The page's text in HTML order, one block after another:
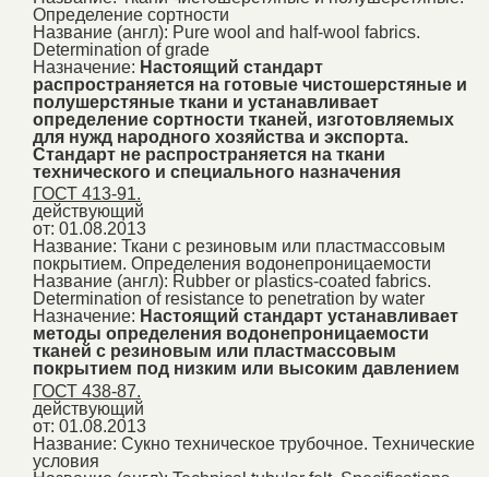
Определение сортности
Название (англ): Pure wool and half-wool fabrics.
Determination of grade
Назначение: Настоящий стандарт
распространяется на готовые чистошерстяные и
полушерстяные ткани и устанавливает
определение сортности тканей, изготовляемых
для нужд народного хозяйства и экспорта.
Стандарт не распространяется на ткани
технического и специального назначения
ГОСТ 413-91.
действующий
от: 01.08.2013
Название: Ткани с резиновым или пластмассовым
покрытием. Определения водонепроницаемости
Название (англ): Rubber or plastics-coated fabrics.
Determination of resistance to penetration by water
Назначение: Настоящий стандарт устанавливает
методы определения водонепроницаемости
тканей с резиновым или пластмассовым
покрытием под низким или высоким давлением
ГОСТ 438-87.
действующий
от: 01.08.2013
Название: Сукно техническое трубочное. Технические
условия